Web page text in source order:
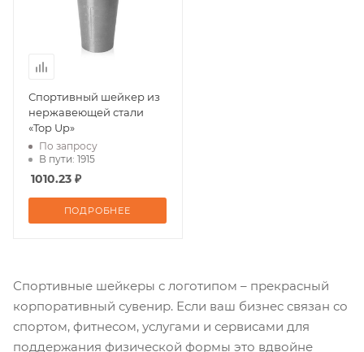
Спортивный шейкер из
нержавеющей стали
«Top Up»
По запросу
В пути: 1915
1010.23 ₽
ПОДРОБНЕЕ
Спортивные шейкеры с логотипом – прекрасный
корпоративный сувенир. Если ваш бизнес связан со
спортом, фитнесом, услугами и сервисами для
поддержания физической формы это вдвойне